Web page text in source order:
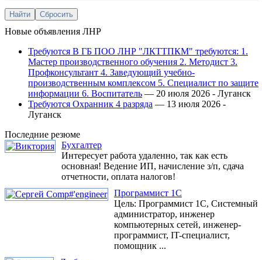
Новые объявления ЛНР
Требуются В ГБ ПОО ЛНР "ЛКТТПКМ" требуются: 1.
Мастер производственного обучения 2. Методист 3.
Профконсультант 4. Заведующий учебно-
производственным комплексом 5. Специалист по защите
информации 6. Воспитатель — 20 июля 2026 - Луганск
Требуются Охранник 4 разряда — 13 июля 2026 -
Луганск
Последние резюме
Бухгалтер
Интересует работа удаленно, так как есть
основная! Ведение ИП, начисление з/п, сдача
отчетности, оплата налогов!
Программист 1С
Цель: Программист 1С, Системный
администратор, инженер
компьютерных сетей, инженер-
программист, IT-специалист,
помощник ...